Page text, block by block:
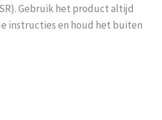
Gebruik het product altijd
instructies en houd het buiten